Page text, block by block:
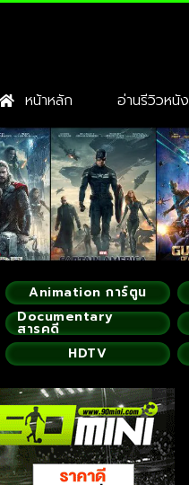
หน้าหลัก อ่านรีวิวหนัง
Animation การ์ตูน
Documentary
สารคดี
HDTV